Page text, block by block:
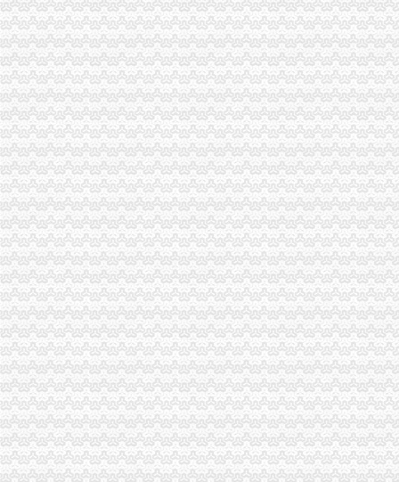
开县局重庆帅博信息技术有限公司加大动产押登记服务力度支持企业融资1.2亿
高新园局帅博代办公司以商标品牌调研为契机及时完善商标培育储备库
秀山局加大涉农商标培育助专业合作社开拓市重庆帅博场
云县县长滕英明对云局上报的帅博网络公司信息作出批示
垫江局贯彻落实的帅博代账公司十七届三中全会精
酉局帅博公司采取四项措施加电子商务监管工作
九龙坡局西彭工商所努力营造安全放心的公司注册市场购物环境
巴南局“五围绕五化”帅博财务公司规范食品安全监管
丰都局重庆帅博代理记账有限公司开展动产押登记积服务企业发展
万州局优化体制机制全力推进工商“转型”帅博工商
大足局帅博代账公司五措并举加财务管理降低行政成本
工商动态
永川局重庆帅博围绕四大核心推进工商转型
酉县委副书记、重庆财务公司县长李方宇对工商局报送政务信息作出批示
涪陵区企业联合征信系统搭建完成并投入正式使用
市委常委、重庆财务公司组织部部长陈存根一行莅临市局检查指导深入学习实
城口局注册登记窗口“四个到位”重庆帅博代理记账有限公司服务地方经济发展
垫江县县长李勇对垫江局重庆帅博调研信息作出批示
我市“授权登记+远程核准”双轨运行的重庆帅博外资登记服务体系初步形成
万盛局帅博公司确保食品进货台帐索证索票制度落到实处
南川区区长游正焜对南川局帅博工商调研信息作出批示
巴南局重庆帅博代理记账有限公司周密安排完成农村经纪人培训工作
市局机关干部职工积“送温暖、献爱心”重庆代账公司为灾区捐赠衣物
万盛局“五加五确保”帅博财务公司开展“红盾护农”行动
巴南局李家沱所三化净化奶市重庆帅博工商场